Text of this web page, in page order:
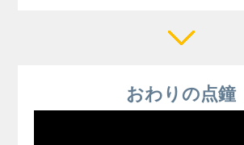
おわりの点鐘